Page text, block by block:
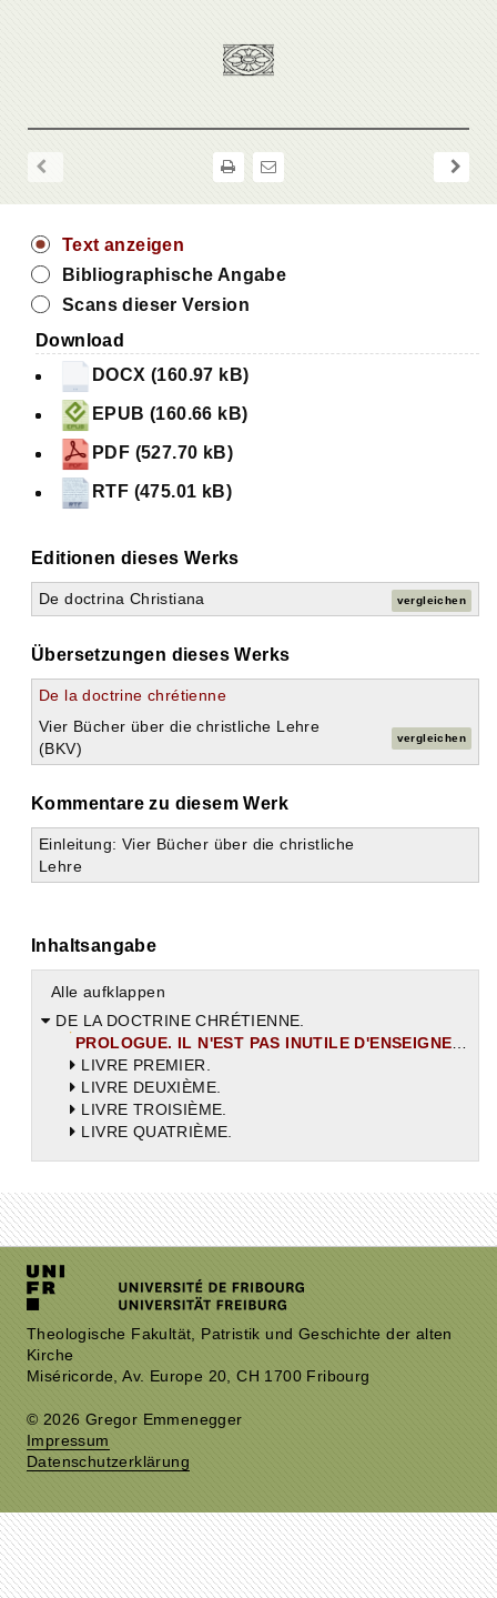
Text anzeigen
Bibliographische Angabe
Scans dieser Version
Download
DOCX (160.97 kB)
EPUB (160.66 kB)
PDF (527.70 kB)
RTF (475.01 kB)
Editionen dieses Werks
De doctrina Christiana vergleichen
Übersetzungen dieses Werks
De la doctrine chrétienne
Vier Bücher über die christliche Lehre
(BKV)
vergleichen
Kommentare zu diesem Werk
Einleitung: Vier Bücher über die christliche
Lehre
Inhaltsangabe
Alle aufklappen
DE LA DOCTRINE CHRÉTIENNE.
PROLOGUE. IL N'EST PAS INUTILE D'ENSEIGNER A INTERPRÉTER L'ÉCRITURE SAINTE.
LIVRE PREMIER.
LIVRE DEUXIÈME.
LIVRE TROISIÈME.
LIVRE QUATRIÈME.
Theologische Fakultät, Patristik und Geschichte der alten
Kirche
Miséricorde, Av. Europe 20, CH 1700 Fribourg
© 2026 Gregor Emmenegger
Impressum
Datenschutzerklärung